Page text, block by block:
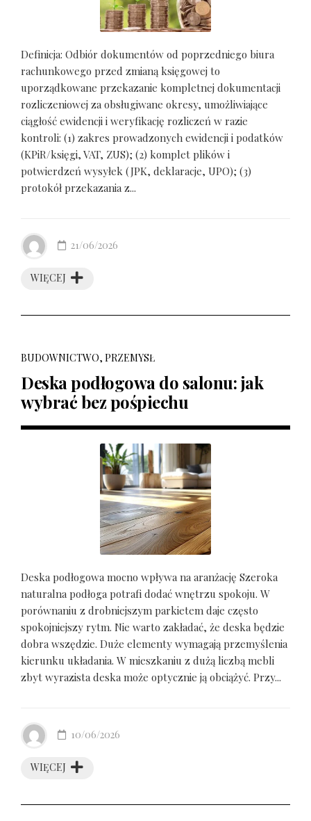
Definicja: Odbiór dokumentów od poprzedniego biura
rachunkowego przed zmianą księgowej to
uporządkowane przekazanie kompletnej dokumentacji
rozliczeniowej za obsługiwane okresy, umożliwiające
ciągłość ewidencji i weryfikację rozliczeń w razie
kontroli: (1) zakres prowadzonych ewidencji i podatków
(KPiR/księgi, VAT, ZUS); (2) komplet plików i
potwierdzeń wysyłek (JPK, deklaracje, UPO); (3)
protokół przekazania z...
WIĘCEJ
21/06/2026
BUDOWNICTWO, PRZEMYSŁ
Deska podłogowa do salonu: jak
wybrać bez pośpiechu
Deska podłogowa mocno wpływa na aranżację Szeroka
naturalna podłoga potrafi dodać wnętrzu spokoju. W
porównaniu z drobniejszym parkietem daje często
spokojniejszy rytm. Nie warto zakładać, że deska będzie
dobra wszędzie. Duże elementy wymagają przemyślenia
kierunku układania. W mieszkaniu z dużą liczbą mebli
zbyt wyrazista deska może optycznie ją obciążyć. Przy...
WIĘCEJ
10/06/2026